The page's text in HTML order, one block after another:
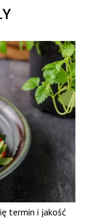
termin i jakość